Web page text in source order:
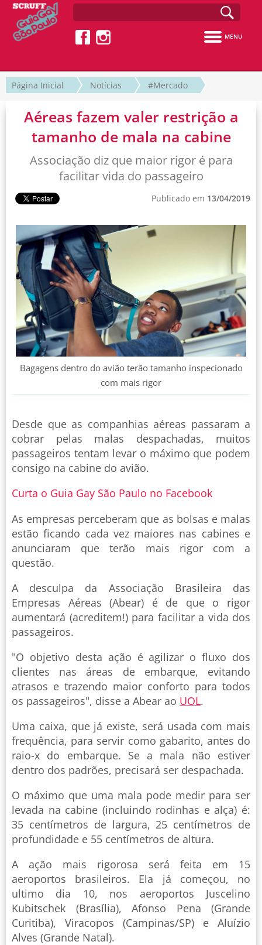
MENU
Página Inicial Notícias #Mercado
Aéreas fazem valer restrição a
tamanho de mala na cabine
Associação diz que maior rigor é para
facilitar vida do passageiro
Publicado em 13/04/2019
Bagagens dentro do avião terão tamanho inspecionado
com mais rigor
Desde que as companhias aéreas passaram a
cobrar pelas malas despachadas, muitos
passageiros tentam levar o máximo que podem
consigo na cabine do avião.
Curta o Guia Gay São Paulo no Facebook
As empresas perceberam que as bolsas e malas
estão ficando cada vez maiores nas cabines e
anunciaram que terão mais rigor com a
questão.
A desculpa da Associação Brasileira das
Empresas Aéreas (Abear) é de que o rigor
aumentará (acreditem!) para facilitar a vida dos
passageiros.
"O objetivo desta ação é agilizar o fluxo dos
clientes nas áreas de embarque, evitando
atrasos e trazendo maior conforto para todos
os passageiros", disse a Abear ao UOL.
Uma caixa, que já existe, será usada com mais
frequência, para servir como gabarito, antes do
raio-x do embarque. Se a mala não estiver
dentro dos padrões, precisará ser despachada.
O máximo que uma mala pode medir para ser
levada na cabine (incluindo rodinhas e alça) é:
35 centímetros de largura, 25 centímetros de
profundidade e 55 centímetros de altura.
A ação mais rigorosa será feita em 15
aeroportos brasileiros. Ela já começou, no
ultimo dia 10, nos aeroportos Juscelino
Kubitschek (Brasília), Afonso Pena (Grande
Curitiba), Viracopos (Campinas/SP) e Aluízio
Alves (Grande Natal).